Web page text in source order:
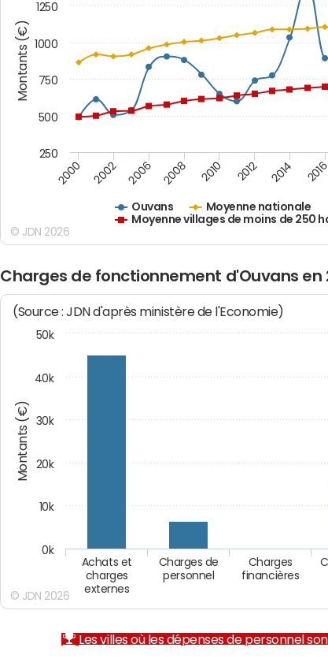
Montants (€)
Ouvans
Moyenne nationale
Moyenne villages de moins de 250
2000 2002 2006 2008 2010 2012 2014 2016
250
500
750
1000
1250
© JDN 2026
Charges de fonctionnement d'Ouvans en
Montants (€)
(Source : JDN d'après ministère de l'Economie)
Achats et
charges
externes
Charges de
personnel
Charges
financières
0k
10k
20k
30k
40k
50k
© JDN 2026
Les villes où les dépenses de personnel